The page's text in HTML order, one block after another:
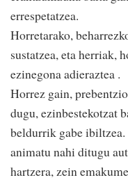
errespetatzea.
Horretarako,
sustatzea, eta herriak,
ezinegona adieraztea .
Horrez gain,
dugu, ezinbestekotzat
beldurrik gabe
animatu nahi ditugu
hartzera, zein